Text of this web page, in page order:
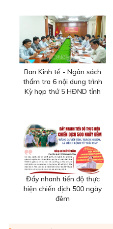
Ban Kinh tế - Ngân sách
thẩm tra 6 nội dung trình
Kỳ họp thứ 5 HĐND tỉnh
Đẩy nhanh tiến độ thực
hiện chiến dịch 500 ngày
đêm